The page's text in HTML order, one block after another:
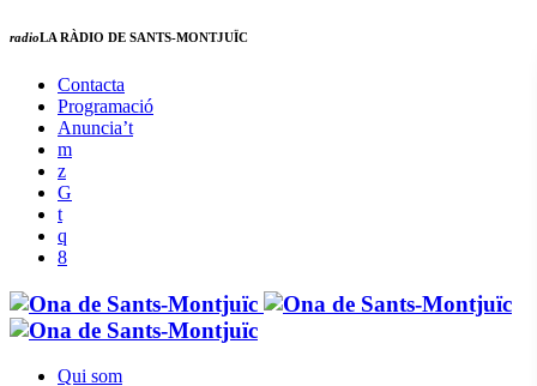
radioLA RÀDIO DE SANTS-MONTJUÏC
Contacta
Programació
Anuncia’t
Qui som